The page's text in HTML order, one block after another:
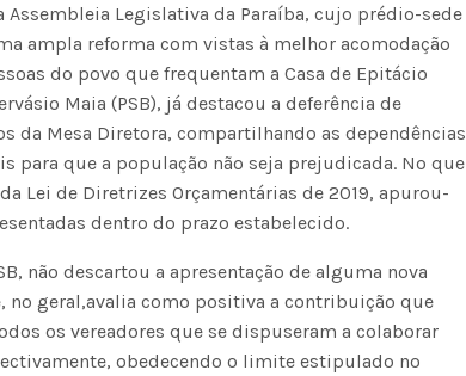
Legislativa da Paraíba, cujo prédio-sede
ampla reforma com vistas à melhor acomodação
do povo que frequentam a Casa de Epitácio
Maia (PSB), já destacou a deferência de
da Mesa Diretora, compartilhando as dependências
para que a população não seja prejudicada. No que
Lei de Diretrizes Orçamentárias de 2019, apurou-
dentro do prazo estabelecido.
não descartou a apresentação de alguma nova
no geral,avalia como positiva a contribuição que
os vereadores que se dispuseram a colaborar
obedecendo o limite estipulado no